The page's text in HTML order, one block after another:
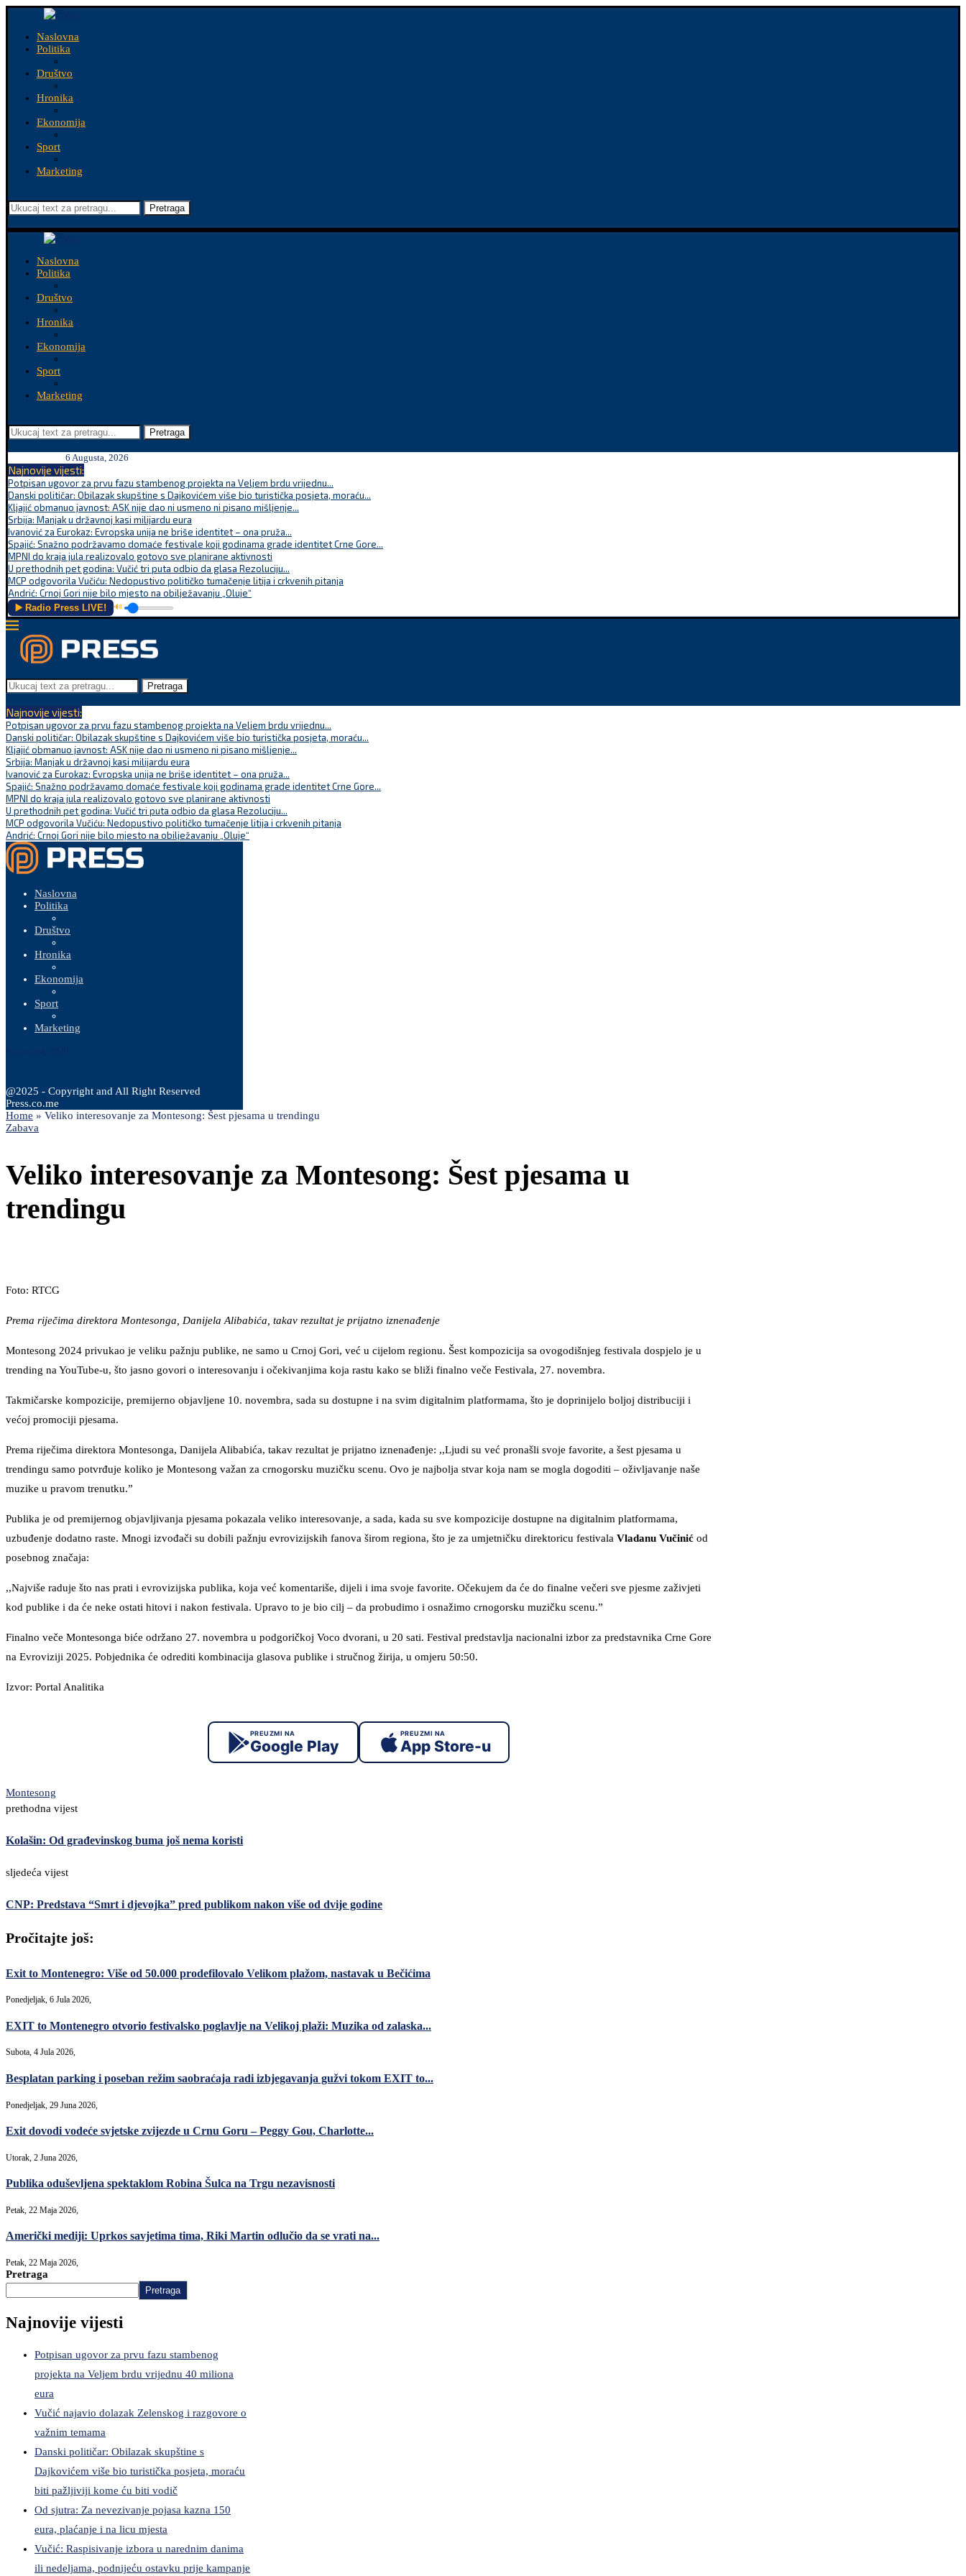
Naslovna
Politika
Društvo
Hronika
Ekonomija
Sport
Marketing
Pretraga
Naslovna
Politika
Društvo
Hronika
Ekonomija
Sport
Marketing
Pretraga
6 Augusta, 2026
Najnovije vijesti:
Potpisan ugovor za prvu fazu stambenog projekta na Veljem brdu vrijednu...
Danski političar: Obilazak skupštine s Dajkovićem više bio turistička posjeta, moraću...
Kljajić obmanuo javnost: ASK nije dao ni usmeno ni pisano mišljenje...
Srbija: Manjak u državnoj kasi milijardu eura
Ivanović za Eurokaz: Evropska unija ne briše identitet – ona pruža...
Spajić: Snažno podržavamo domaće festivale koji godinama grade identitet Crne Gore...
MPNI do kraja jula realizovalo gotovo sve planirane aktivnosti
U prethodnih pet godina: Vučić tri puta odbio da glasa Rezoluciju...
MCP odgovorila Vučiću: Nedopustivo političko tumačenje litija i crkvenih pitanja
Andrić: Crnoj Gori nije bilo mjesto na obilježavanju „Oluje“
▶️ Radio Press LIVE! 🔊
Pretraga
Najnovije vijesti:
Potpisan ugovor za prvu fazu stambenog projekta na Veljem brdu vrijednu...
Danski političar: Obilazak skupštine s Dajkovićem više bio turistička posjeta, moraću...
Kljajić obmanuo javnost: ASK nije dao ni usmeno ni pisano mišljenje...
Srbija: Manjak u državnoj kasi milijardu eura
Ivanović za Eurokaz: Evropska unija ne briše identitet – ona pruža...
Spajić: Snažno podržavamo domaće festivale koji godinama grade identitet Crne Gore...
MPNI do kraja jula realizovalo gotovo sve planirane aktivnosti
U prethodnih pet godina: Vučić tri puta odbio da glasa Rezoluciju...
MCP odgovorila Vučiću: Nedopustivo političko tumačenje litija i crkvenih pitanja
Andrić: Crnoj Gori nije bilo mjesto na obilježavanju „Oluje“
Naslovna
Politika
Društvo
Hronika
Ekonomija
Sport
Marketing
@2025 - Copyright and All Right Reserved
Press.co.me
Home » Veliko interesovanje za Montesong: Šest pjesama u trendingu
Zabava
Veliko interesovanje za Montesong: Šest pjesama u
trendingu
Foto: RTCG
Prema riječima direktora Montesonga, Danijela Alibabića, takav rezultat je prijatno iznenađenje
Montesong 2024 privukao je veliku pažnju publike, ne samo u Crnoj Gori, već u cijelom regionu. Šest kompozicija sa ovogodišnjeg festivala dospjelo je u
trending na YouTube-u, što jasno govori o interesovanju i očekivanjima koja rastu kako se bliži finalno veče Festivala, 27. novembra.
Takmičarske kompozicije, premijerno objavljene 10. novembra, sada su dostupne i na svim digitalnim platformama, što je doprinijelo boljoj distribuciji i
većoj promociji pjesama.
Prema riječima direktora Montesonga, Danijela Alibabića, takav rezultat je prijatno iznenađenje: ,,Ljudi su već pronašli svoje favorite, a šest pjesama u
trendingu samo potvrđuje koliko je Montesong važan za crnogorsku muzičku scenu. Ovo je najbolja stvar koja nam se mogla dogoditi – oživljavanje naše
muzike u pravom trenutku.”
Publika je od premijernog objavljivanja pjesama pokazala veliko interesovanje, a sada, kada su sve kompozicije dostupne na digitalnim platformama,
uzbuđenje dodatno raste. Mnogi izvođači su dobili pažnju evrovizijskih fanova širom regiona, što je za umjetničku direktoricu festivala Vladanu Vučinić od
posebnog značaja:
,,Najviše raduje što nas prati i evrovizijska publika, koja već komentariše, dijeli i ima svoje favorite. Očekujem da će do finalne večeri sve pjesme zaživjeti
kod publike i da će neke ostati hitovi i nakon festivala. Upravo to je bio cilj – da probudimo i osnažimo crnogorsku muzičku scenu.”
Finalno veče Montesonga biće održano 27. novembra u podgoričkoj Voco dvorani, u 20 sati. Festival predstavlja nacionalni izbor za predstavnika Crne Gore
na Evroviziji 2025. Pobjednika će odrediti kombinacija glasova publike i stručnog žirija, u omjeru 50:50.
Izvor: Portal Analitika
PREUZMI NA
Google Play
PREUZMI NA
App Store-u
Montesong
prethodna vijest
Kolašin: Od građevinskog buma još nema koristi
sljedeća vijest
CNP: Predstava “Smrt i djevojka” pred publikom nakon više od dvije godine
Pročitajte još:
Exit to Montenegro: Više od 50.000 prodefilovalo Velikom plažom, nastavak u Bečićima
Ponedjeljak, 6 Jula 2026,
EXIT to Montenegro otvorio festivalsko poglavlje na Velikoj plaži: Muzika od zalaska...
Subota, 4 Jula 2026,
Besplatan parking i poseban režim saobraćaja radi izbjegavanja gužvi tokom EXIT to...
Ponedjeljak, 29 Juna 2026,
Exit dovodi vodeće svjetske zvijezde u Crnu Goru – Peggy Gou, Charlotte...
Utorak, 2 Juna 2026,
Publika oduševljena spektaklom Robina Šulca na Trgu nezavisnosti
Petak, 22 Maja 2026,
Američki mediji: Uprkos savjetima tima, Riki Martin odlučio da se vrati na...
Petak, 22 Maja 2026,
Pretraga
Pretraga
Najnovije vijesti
Potpisan ugovor za prvu fazu stambenog
projekta na Veljem brdu vrijednu 40 miliona
eura
Vučić najavio dolazak Zelenskog i razgovore o
važnim temama
Danski političar: Obilazak skupštine s
Dajkovićem više bio turistička posjeta, moraću
biti pažljiviji kome ću biti vodič
Od sjutra: Za nevezivanje pojasa kazna 150
eura, plaćanje i na licu mjesta
Vučić: Raspisivanje izbora u narednim danima
ili nedeljama, podnijeću ostavku prije kampanje